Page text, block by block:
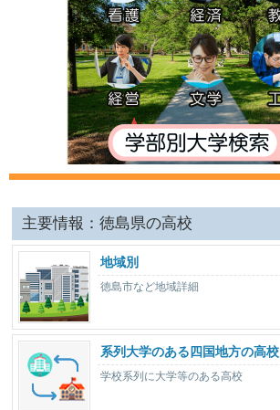
主要情報：徳島県の高校
地域別
徳島市など地域詳細
系列大学のある四国地方の高校
学校系列に大学等のある高校